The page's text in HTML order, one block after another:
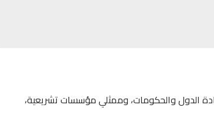
الدول والحكومات، وممثلي مؤسسات تشريعية،